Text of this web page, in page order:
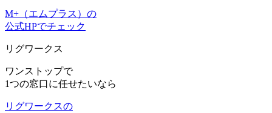
M+（エムプラス）の
公式HPでチェック
リグワークス
ワンストップで
1つの窓口に任せたいなら
リグワークスの